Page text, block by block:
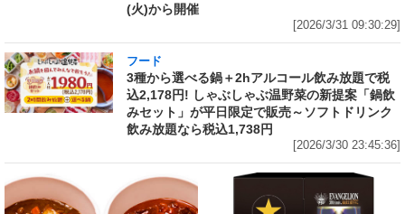
(火)から開催
[2026/3/31 09:30:29]
フード
3種から選べる鍋＋2hアルコール飲み放題で税
込2,178円! しゃぶしゃぶ温野菜の新提案「鍋飲
みセット」が平日限定で販売～ソフトドリンク
飲み放題なら税込1,738円
[2026/3/30 23:45:36]